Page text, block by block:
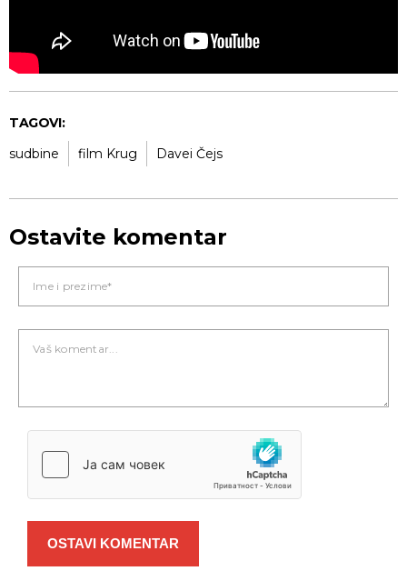
TAGOVI:
sudbine
film Krug Davei Čejs
Ostavite komentar
OSTAVI KOMENTAR